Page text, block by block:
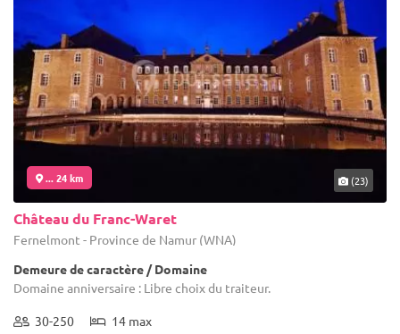
... 24 km (23)
Château du Franc-Waret
Fernelmont - Province de Namur (WNA)
Demeure de caractère / Domaine
Domaine anniversaire : Libre choix du traiteur.
30-250 14 max